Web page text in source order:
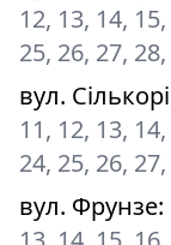
12, 13, 14,
25, 26, 27,
вул.
11, 12, 13,
24, 25, 26,
вул. Фрунзе: